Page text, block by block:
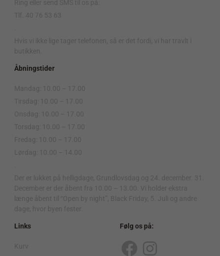
Ring eller send SMS til os på:
Tlf. 40 76 53 63
Hvis vi ikke lige tager telefonen, så er det fordi, vi har travlt i
butikken.
Åbningstider
Mandag: 10.00 – 17.00
Tirsdag: 10.00 – 17.00
Onsdag: 10.00 – 17.00
Torsdag: 10.00 – 17.00
Fredag: 10.00 – 17.00
Lørdag: 10.00 – 14.00
Der er lukket på helligdage, Grundlovsdag og 24. december. 31.
December er der åbent fra 10.00 – 13.00. Vi holder ekstra
længe åbent til “Open by night”, Black Friday, 5. Juli og andre
dage, hvor byen fester.
Links
Kurv
Følg os på: